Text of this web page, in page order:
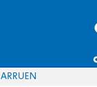
EN
RU
AR